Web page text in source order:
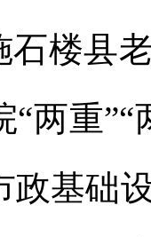
石楼县
“两重
政基础